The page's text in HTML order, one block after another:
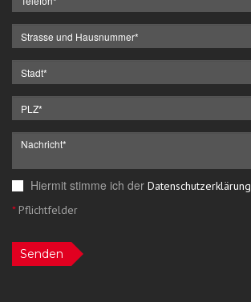
Hiermit stimme ich der Datenschutzerklärung
*Pflichtfelder
Senden